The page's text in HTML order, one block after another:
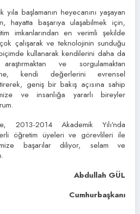
başlamanın heyecanını yaşayan
hayatta başarıya ulaşabilmek için,
imkanlarından en verimli şekilde
çalışarak ve teknolojinin sunduğu
kullanarak kendilerini daha da
ve sorgulamaktan
kendi değerlerini evrensel
geniş bir bakış açısına sahip
ve insanlığa yararlı bireyler
2013-2014 Akademik Yılı’nda
öğretim üyeleri ve görevlileri ile
başarılar diliyor, selam ve
Abdullah GÜL
Cumhurbaşkanı